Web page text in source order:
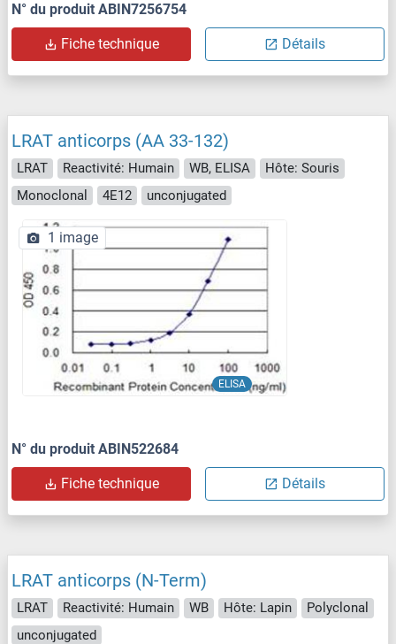
N° du produit ABIN7256754
Fiche technique Détails
LRAT anticorps (AA 33-132)
LRAT Reactivité: Humain WB, ELISA
Hôte: Souris
Monoclonal
4E12 unconjugated
ELISA
1 image
N° du produit ABIN522684
Fiche technique Détails
LRAT anticorps (N-Term)
LRAT Reactivité: Humain WB Hôte: Lapin
Polyclonal
unconjugated